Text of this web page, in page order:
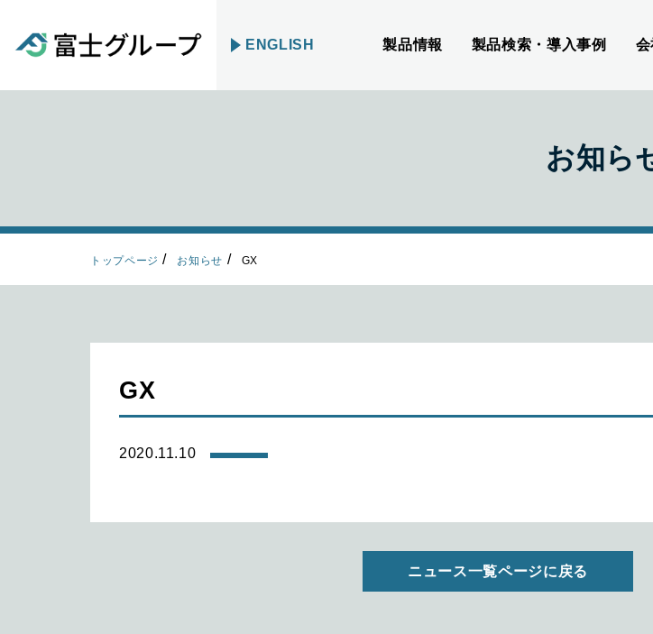
ENGLISH 製品情報 製品検索・導入事例
お知ら
トップページ お知らせ GX
GX
2020.11.10
ニュース一覧ページに戻る